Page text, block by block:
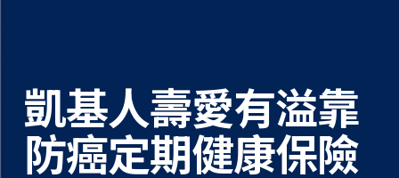
凱基人壽愛有溢靠
防癌定期健康保險